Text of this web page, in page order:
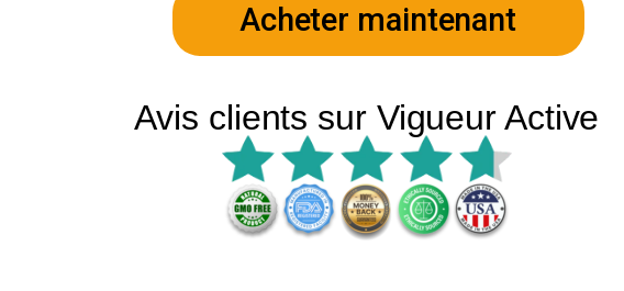
Acheter maintenant
Avis clients sur Vigueur Active